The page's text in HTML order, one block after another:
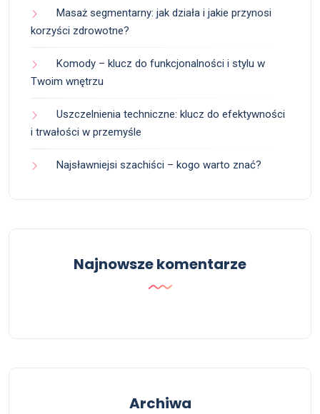
Masaż segmentarny: jak działa i jakie przynosi
korzyści zdrowotne?
Komody – klucz do funkcjonalności i stylu w
Twoim wnętrzu
Uszczelnienia techniczne: klucz do efektywności
i trwałości w przemyśle
Najsławniejsi szachiści – kogo warto znać?
Najnowsze komentarze
Archiwa